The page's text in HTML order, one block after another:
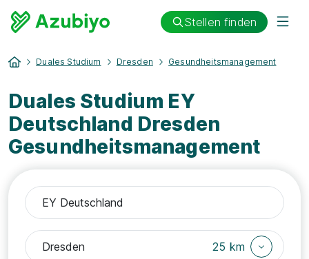
Stellen finden
Duales Studium Dresden Gesundheitsmanagement
Duales Studium EY
Deutschland Dresden
Gesundheitsmanagement
25 km